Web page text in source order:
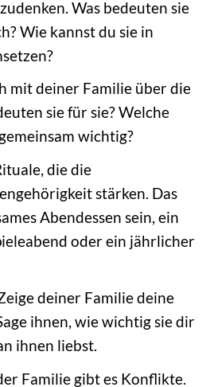
Was bedeuten sie
Wie kannst du sie in
mit deiner Familie über die
sie für sie? Welche
wichtig?
die die
stärken. Das
Abendessen sein, ein
oder ein jährlicher
deiner Familie deine
ihnen, wie wichtig sie dir
ihnen liebst.
Familie gibt es Konflikte.